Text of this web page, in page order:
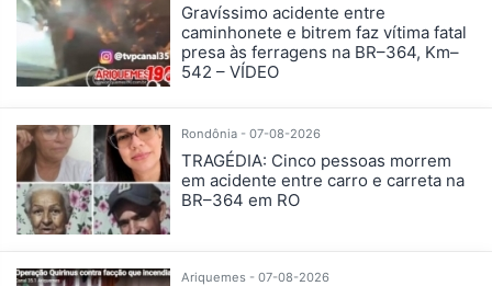
Gravíssimo acidente entre
caminhonete e bitrem faz vítima fatal
presa às ferragens na BR–364, Km–
542 – VÍDEO
Rondônia - 07-08-2026
TRAGÉDIA: Cinco pessoas morrem
em acidente entre carro e carreta na
BR–364 em RO
Ariquemes - 07-08-2026